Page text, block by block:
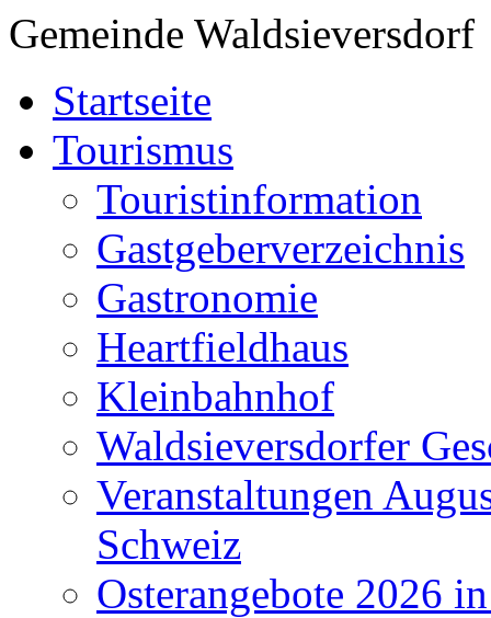
Gemeinde Waldsieversdorf
Startseite
Tourismus
Touristinformation
Gastgeberverzeichnis
Gastronomie
Heartfieldhaus
Kleinbahnhof
Waldsieversdorfer
Veranstaltungen
Schweiz
Osterangebote 2026